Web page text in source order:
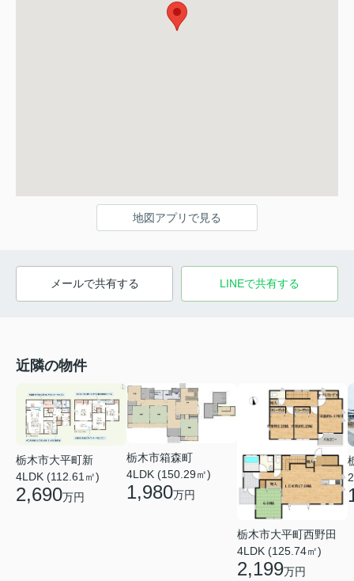
地図アプリで見る
メールで共有する LINEで共有する
近隣の物件
栃木市大平町新
4LDK (112.61㎡)
2,690万円
栃木市箱森町
4LDK (150.29㎡)
1,980万円
栃木市大平町西野田
4LDK (125.74㎡)
2,199万円